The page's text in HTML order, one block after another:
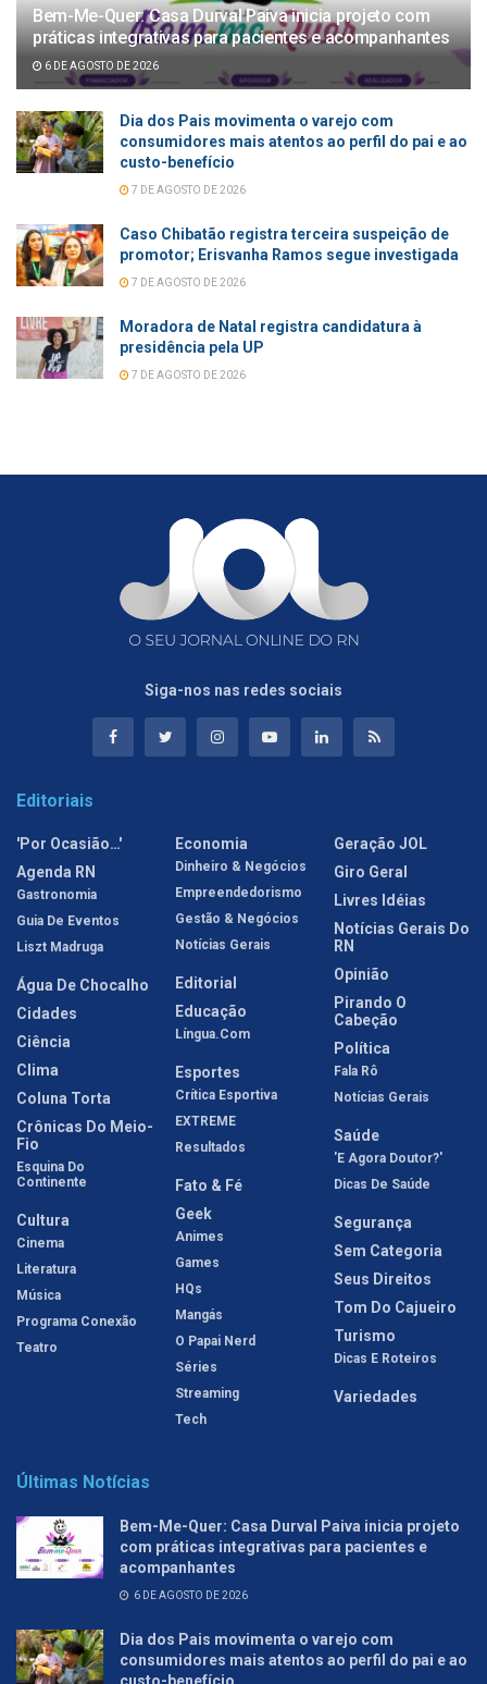
Bem-Me-Quer: Casa Durval Paiva inicia projeto com
práticas integrativas para pacientes e acompanhantes
6 DE AGOSTO DE 2026
Dia dos Pais movimenta o varejo com
consumidores mais atentos ao perfil do pai e ao
custo-benefício
7 DE AGOSTO DE 2026
Caso Chibatão registra terceira suspeição de
promotor; Erisvanha Ramos segue investigada
7 DE AGOSTO DE 2026
Moradora de Natal registra candidatura à
presidência pela UP
7 DE AGOSTO DE 2026
Siga-nos nas redes sociais
Editoriais
'Por Ocasião…'
Agenda RN
Gastronomia
Guia De Eventos
Liszt Madruga
Água De Chocalho
Cidades
Ciência
Clima
Coluna Torta
Crônicas Do Meio-
Fio
Esquina Do
Continente
Cultura
Cinema
Literatura
Música
Programa Conexão
Teatro
Economia
Dinheiro & Negócios
Empreendedorismo
Gestão & Negócios
Notícias Gerais
Editorial
Educação
Língua.com
Esportes
Crítica Esportiva
EXTREME
Resultados
Fato & Fé
Geek
Animes
Games
HQs
Mangás
O Papai Nerd
Séries
Streaming
Tech
Geração JOL
Giro Geral
Livres Idéias
Notícias Gerais Do
RN
Opinião
Pirando O
Cabeção
Política
Fala Rô
Notícias Gerais
Saúde
'E Agora Doutor?'
Dicas De Saúde
Segurança
Sem Categoria
Seus Direitos
Tom Do Cajueiro
Turismo
Dicas E Roteiros
Variedades
Últimas Notícias
Bem-Me-Quer: Casa Durval Paiva inicia projeto
com práticas integrativas para pacientes e
acompanhantes
6 DE AGOSTO DE 2026
Dia dos Pais movimenta o varejo com
consumidores mais atentos ao perfil do pai e ao